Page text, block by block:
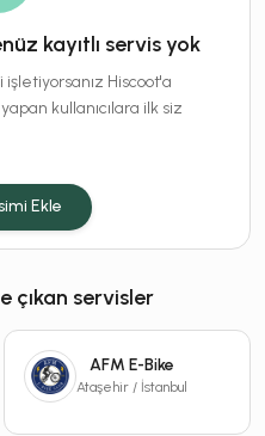
kayıtlı servis yok
Hiscoot'a
kullanıcılara ilk siz
Ekle
çıkan servisler
AFM E-Bike
Ataşehir / İstanbul